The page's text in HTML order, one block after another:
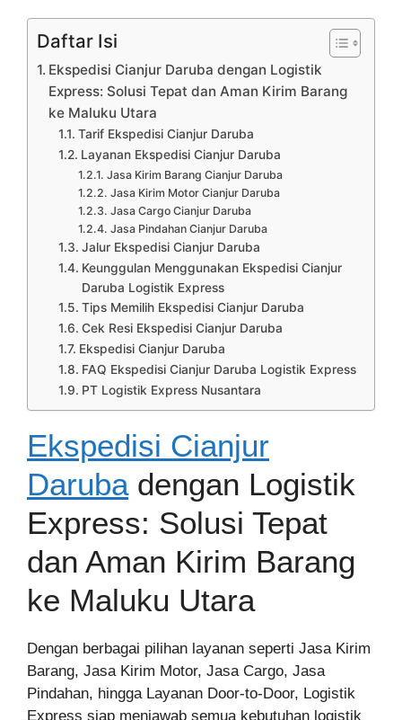
Daftar Isi
Ekspedisi Cianjur Daruba dengan Logistik
Express: Solusi Tepat dan Aman Kirim Barang
ke Maluku Utara
Tarif Ekspedisi Cianjur Daruba
Layanan Ekspedisi Cianjur Daruba
Jasa Kirim Barang Cianjur Daruba
Jasa Kirim Motor Cianjur Daruba
Jasa Cargo Cianjur Daruba
Jasa Pindahan Cianjur Daruba
Jalur Ekspedisi Cianjur Daruba
Keunggulan Menggunakan Ekspedisi Cianjur
Daruba Logistik Express
Tips Memilih Ekspedisi Cianjur Daruba
Cek Resi Ekspedisi Cianjur Daruba
Ekspedisi Cianjur Daruba
FAQ Ekspedisi Cianjur Daruba Logistik Express
PT Logistik Express Nusantara
Ekspedisi Cianjur
Darubadengan Logistik
Express: Solusi Tepat
dan Aman Kirim Barang
ke Maluku Utara
Dengan berbagai pilihan layanan seperti Jasa Kirim
Barang, Jasa Kirim Motor, Jasa Cargo, Jasa
Pindahan, hingga Layanan Door-to-Door, Logistik
Express siap menjawab semua kebutuhan logistik